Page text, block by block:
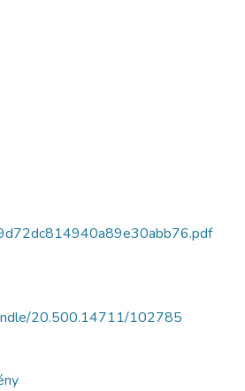
20.500.14711/102785